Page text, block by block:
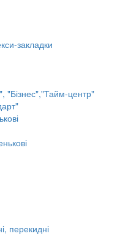
закладки
"Бізнес","Тайм-центр"
перекидні